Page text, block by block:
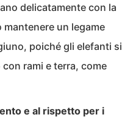
delicatamente con la
un legame
poiché gli elefanti si
rami e terra, come
e al rispetto per i